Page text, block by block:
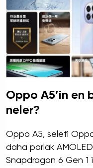
Oppo A5’in en
neler?
Oppo A5, selefi
daha parlak
Snapdragon 6 Gen 1